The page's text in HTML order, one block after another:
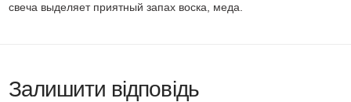
свеча выделяет приятный запах воска, меда.
Залишити відповідь